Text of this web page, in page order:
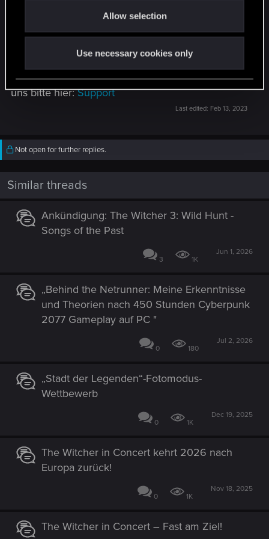
Allow selection
Use necessary cookies only
Nochmals vielen Dank für die ganzen Beiträge.
Bitte beachtet, dass es sich hierbei nicht um alle
Bereiche handelt, die wir untersuchen. Falls ihr
technische Schwierigkeiten erfahrt, kontaktiert
uns bitte hier:Support
Last edited: Feb 13, 2023
Not open for further replies.
Similar threads
Ankündigung: The Witcher 3: Wild Hunt -
Songs of the Past
3 1K
Jun 1, 2026
„Behind the Netrunner: Meine Erkenntnisse
und Theorien nach 450 Stunden Cyberpunk
2077 Gameplay auf PC "
0 180
Jul 2, 2026
„Stadt der Legenden“-Fotomodus-
Wettbewerb
0 1K
Dec 19, 2025
The Witcher in Concert kehrt 2026 nach
Europa zurück!
0 1K
Nov 18, 2025
The Witcher in Concert – Fast am Ziel!